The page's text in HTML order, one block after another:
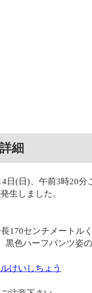
細
日(日)、午前3時20
生しました。
170センチメートル
黒色ハーフパンツ姿
けいしちょう